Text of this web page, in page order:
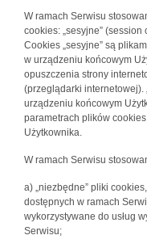
W ramach Serwisu
cookies: „sesyjne” (session
Cookies „sesyjne” są
w urządzeniu końcowym
opuszczenia strony
(przeglądarki internetowej).
urządzeniu końcowym
parametrach plików
Użytkownika.
W ramach Serwisu
a) „niezbędne” pliki
dostępnych w ramach
wykorzystywane do usług
Serwisu;